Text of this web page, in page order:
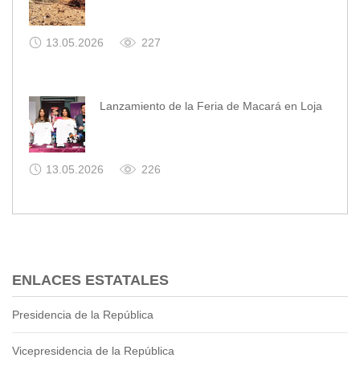
13.05.2026 227
Lanzamiento de la Feria de Macará en Loja
13.05.2026 226
ENLACES ESTATALES
Presidencia de la República
Vicepresidencia de la República